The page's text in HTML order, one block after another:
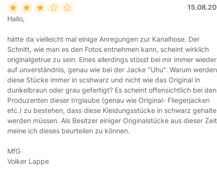
Hallo,
hätte da vielleicht mal einige Anregungen zur Kanalhose. Der
Schnitt, wie man es den Fotos entnehmen kann, scheint wirklich
originalgetrue zu sein. Eines allerdings stösst bei mir immer wieder
auf unverständnis, genau wie bei der Jacke "Uhu". Warum werden
diese Stücke immer in scshwarz und nicht wie das Original in
dunkelbraun oder grau gefertigt? Es scheint offensichtlich bei den
Produzenten dieser Irrglaube (genau wie Original- Fliegerjacken
etc.) zu bestehen, dass diese Kleidungsstücke in schwarz
werden müssen. Als Besitzer einiger Originalstücke aus dieser Zeit
meine ich dieses beurteilen zu können.
MfG
Volker Lappe